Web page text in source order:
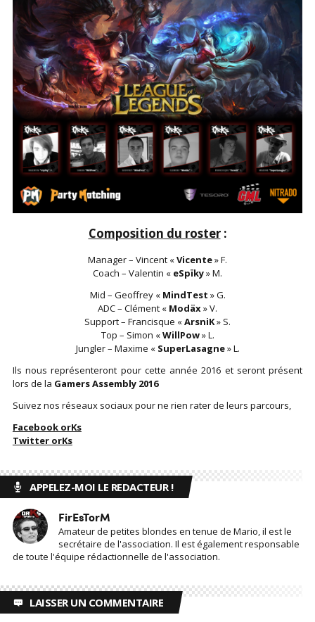
Composition du roster:
Manager – Vincent «Vicente» F.
Coach – Valentin « eSpïky» M.
Mid – Geoffrey « MindTest » G.
ADC – Clément « Modäx» V.
Support – Francisque «ArsniK» S.
Top – Simon «WillPow» L.
Jungler – Maxime « SuperLasagne» L.
Ils nous représenteront pour cette année 2016 et seront présent
lors de la Gamers Assembly 2016
Suivez nos réseaux sociaux pour ne rien rater de leurs parcours,
Facebook orKs
Twitter orKs
APPELEZ-MOI LE REDACTEUR !
FirEsTorM
Amateur de petites blondes en tenue de Mario, il est le
secrétaire de l'association. Il est également responsable
de toute l'équipe rédactionnelle de l'association.
LAISSER UN COMMENTAIRE